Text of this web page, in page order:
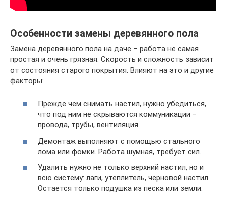
Особенности замены деревянного пола
Замена деревянного пола на даче – работа не самая
простая и очень грязная. Скорость и сложность зависит
от состояния старого покрытия. Влияют на это и другие
факторы:
Прежде чем снимать настил, нужно убедиться,
что под ним не скрываются коммуникации –
провода, трубы, вентиляция.
Демонтаж выполняют с помощью стального
лома или фомки. Работа шумная, требует сил.
Удалить нужно не только верхний настил, но и
всю систему: лаги, утеплитель, черновой настил.
Остается только подушка из песка или земли.